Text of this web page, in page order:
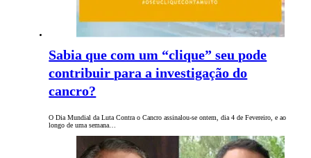
Sabia que com um “clique” seu pode
contribuir para a investigação do
cancro?
O Dia Mundial da Luta Contra o Cancro assinalou-se ontem, dia 4 de Fevereiro, e ao
longo de uma semana…